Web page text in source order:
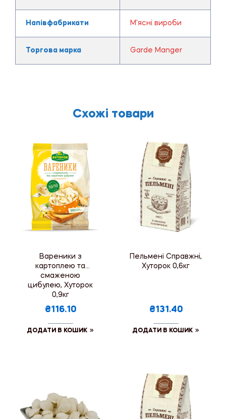
Напівфабрикати М'ясні вироби
Торгова марка Garde Manger
Схожі товари
Вареники з
картоплею та
смаженою
цибулею, Хуторок
0,9кг
₴116.10
ДОДАТИ В КОШИК
Пельмені Справжні,
Хуторок 0,6кг
₴131.40
ДОДАТИ В КОШИК